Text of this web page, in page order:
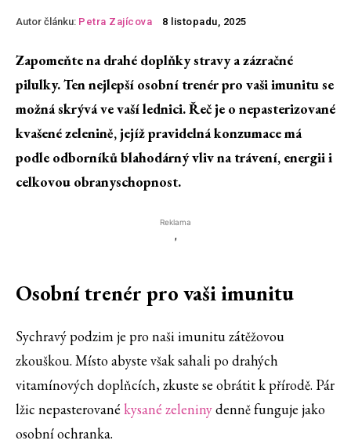
Autor článku: Petra Zajícova 8 listopadu, 2025
Zapomeňte na drahé doplňky stravy a zázračné
pilulky. Ten nejlepší osobní trenér pro vaši imunitu se
možná skrývá ve vaší lednici. Řeč je o nepasterizované
kvašené zelenině, jejíž pravidelná konzumace má
podle odborníků blahodárný vliv na trávení, energii i
celkovou obranyschopnost.
Reklama
'
Osobní trenér pro vaši imunitu
Sychravý podzim je pro naši imunitu zátěžovou
zkouškou. Místo abyste však sahali po drahých
vitamínových doplňcích, zkuste se obrátit k přírodě. Pár
lžic nepasterované kysané zeleninydenně funguje jako
osobní ochranka.